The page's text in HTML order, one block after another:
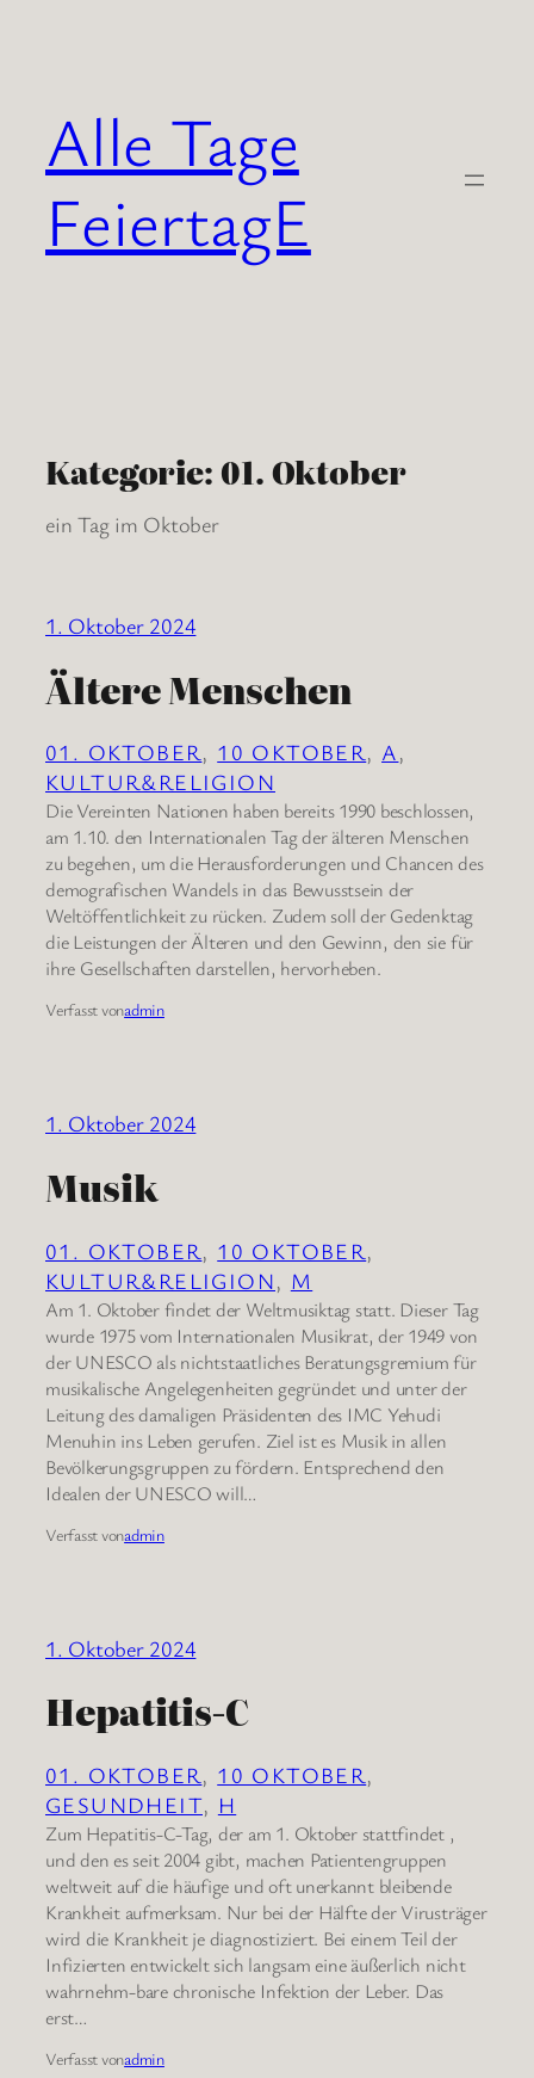
Alle Tage
FeiertagE
Kategorie: 01. Oktober
ein Tag im Oktober
1. Oktober 2024
Ältere Menschen
01. OKTOBER, 10 OKTOBER, A
KULTUR&RELIGION
Die Vereinten Nationen haben bereits 1990 beschlossen,
am 1.10. den Internationalen Tag der älteren Menschen
zu begehen, um die Herausforderungen und Chancen des
demografischen Wandels in das Bewusstsein der
Weltöffentlichkeit zu rücken. Zudem soll der Gedenktag
die Leistungen der Älteren und den Gewinn, den sie für
ihre Gesellschaften darstellen, hervorheben.
Verfasst vonadmin
1. Oktober 2024
Musik
01. OKTOBER, 10 OKTOBER
KULTUR&RELIGION, M
Am 1. Oktober findet der Weltmusiktag statt. Dieser Tag
wurde 1975 vom Internationalen Musikrat, der 1949 von
der UNESCO als nichtstaatliches Beratungsgremium für
musikalische Angelegenheiten gegründet und unter der
Leitung des damaligen Präsidenten des IMC Yehudi
Menuhin ins Leben gerufen. Ziel ist es Musik in allen
Bevölkerungsgruppen zu fördern. Entsprechend den
Idealen der UNESCO will…
Verfasst vonadmin
1. Oktober 2024
Hepatitis-C
01. OKTOBER, 10 OKTOBER
GESUNDHEIT, H
Zum Hepatitis-C-Tag, der am 1. Oktober stattfindet ,
und den es seit 2004 gibt, machen Patientengruppen
weltweit auf die häufige und oft unerkannt bleibende
Krankheit aufmerksam. Nur bei der Hälfte der Virusträger
wird die Krankheit je diagnostiziert. Bei einem Teil der
Infizierten entwickelt sich langsam eine äußerlich nicht
wahrnehm-bare chronische Infektion der Leber. Das
erst…
Verfasst vonadmin